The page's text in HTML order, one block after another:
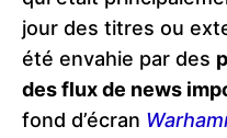
jour des titres ou
été envahie par des
des flux de news
fond d’écran